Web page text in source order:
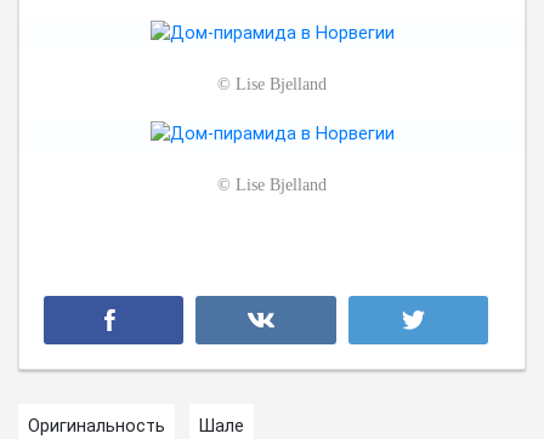
© Lise Bjelland
© Lise Bjelland
Оригинальность Шале